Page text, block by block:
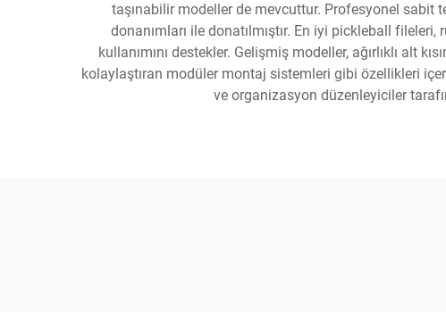
taşınabilir modeller de mevcuttur. Profesyonel sabit
donanımları ile donatılmıştır. En iyi pickleball
kullanımını destekler. Gelişmiş modeller, ağırlıklı alt
kolaylaştıran modüler montaj sistemleri gibi özellikleri
ve organizasyon düzenleyiciler